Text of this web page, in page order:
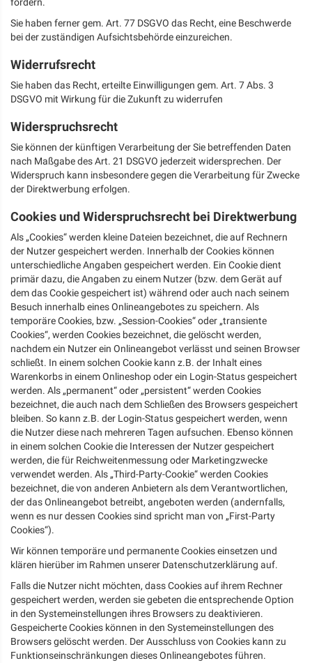
Sie haben ferner gem. Art. 77 DSGVO das Recht, eine Beschwerde
bei der zuständigen Aufsichtsbehörde einzureichen.
Widerrufsrecht
Sie haben das Recht, erteilte Einwilligungen gem. Art. 7 Abs. 3
DSGVO mit Wirkung für die Zukunft zu widerrufen
Widerspruchsrecht
Sie können der künftigen Verarbeitung der Sie betreffenden Daten
nach Maßgabe des Art. 21 DSGVO jederzeit widersprechen. Der
Widerspruch kann insbesondere gegen die Verarbeitung für Zwecke
der Direktwerbung erfolgen.
Cookies und Widerspruchsrecht bei Direktwerbung
Als „Cookies“ werden kleine Dateien bezeichnet, die auf Rechnern
der Nutzer gespeichert werden. Innerhalb der Cookies können
unterschiedliche Angaben gespeichert werden. Ein Cookie dient
primär dazu, die Angaben zu einem Nutzer (bzw. dem Gerät auf
dem das Cookie gespeichert ist) während oder auch nach seinem
Besuch innerhalb eines Onlineangebotes zu speichern. Als
temporäre Cookies, bzw. „Session-Cookies“ oder „transiente
Cookies“, werden Cookies bezeichnet, die gelöscht werden,
nachdem ein Nutzer ein Onlineangebot verlässt und seinen Browser
schließt. In einem solchen Cookie kann z.B. der Inhalt eines
Warenkorbs in einem Onlineshop oder ein Login-Status gespeichert
werden. Als „permanent“ oder „persistent“ werden Cookies
bezeichnet, die auch nach dem Schließen des Browsers gespeichert
bleiben. So kann z.B. der Login-Status gespeichert werden, wenn
die Nutzer diese nach mehreren Tagen aufsuchen. Ebenso können
in einem solchen Cookie die Interessen der Nutzer gespeichert
werden, die für Reichweitenmessung oder Marketingzwecke
verwendet werden. Als „Third-Party-Cookie“ werden Cookies
bezeichnet, die von anderen Anbietern als dem Verantwortlichen,
der das Onlineangebot betreibt, angeboten werden (andernfalls,
wenn es nur dessen Cookies sind spricht man von „First-Party
Cookies“).
Wir können temporäre und permanente Cookies einsetzen und
klären hierüber im Rahmen unserer Datenschutzerklärung auf.
Falls die Nutzer nicht möchten, dass Cookies auf ihrem Rechner
gespeichert werden, werden sie gebeten die entsprechende Option
in den Systemeinstellungen ihres Browsers zu deaktivieren.
Gespeicherte Cookies können in den Systemeinstellungen des
Browsers gelöscht werden. Der Ausschluss von Cookies kann zu
Funktionseinschränkungen dieses Onlineangebotes führen.